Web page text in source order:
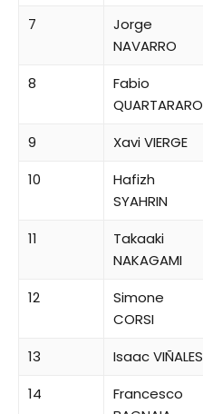
7
Jorge
NAVARRO
8
Fabio
QUARTARARO
9 Xavi VIERGE
10
Hafizh
SYAHRIN
11
Takaaki
NAKAGAMI
12
Simone
CORSI
13 Isaac VIÑALES
14
Francesco